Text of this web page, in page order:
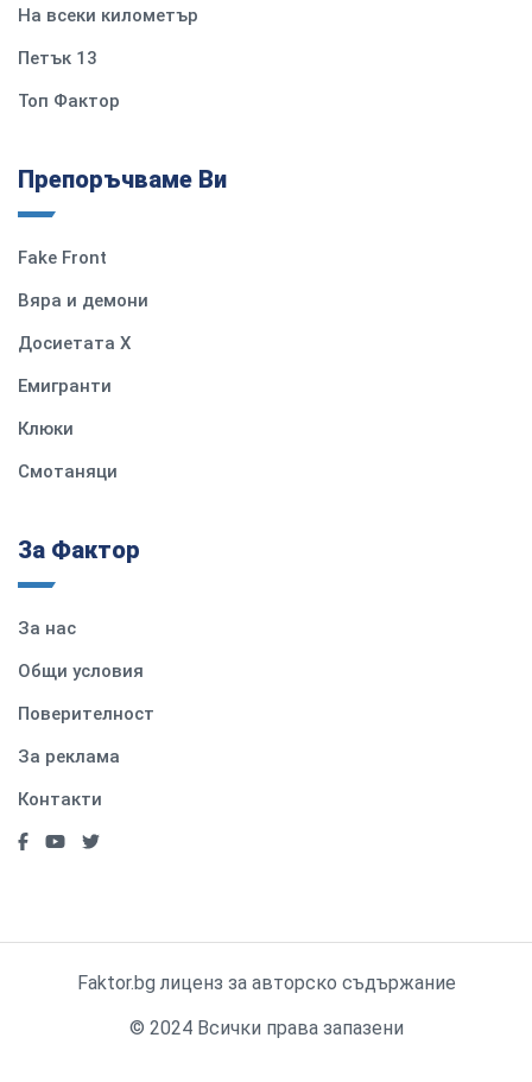
На всеки километър
Петък 13
Топ Фактор
Препоръчваме Ви
Fake Front
Вяра и демони
Досиетата Х
Емигранти
Клюки
Смотаняци
За Фактор
За нас
Общи условия
Поверителност
За реклама
Контакти
Faktor.bg лиценз за авторско съдържание
© 2024 Всички права запазени